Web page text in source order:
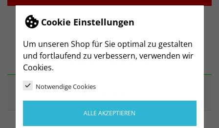
Cookie Einstellungen
Um unseren Shop für Sie optimal zu gestalten
und fortlaufend zu verbessern, verwenden wir
Cookies.
Notwendige Cookies
ALLE AKZEPTIEREN
BESCHREIBUNG